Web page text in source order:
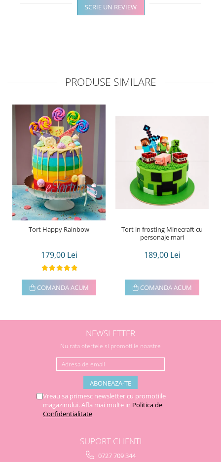
SCRIE UN REVIEW
PRODUSE SIMILARE
Tort Happy Rainbow
179,00 Lei
COMANDA ACUM
Tort in frosting Minecraft cu
personaje mari
189,00 Lei
COMANDA ACUM
NEWSLETTER
Nu rata ofertele si promotiile noastre
Vreau sa primesc newsletter cu promotiile
magazinului. Afla mai multe in Politica de
Confidentialitate
SUPORT CLIENTI
0727 709 344